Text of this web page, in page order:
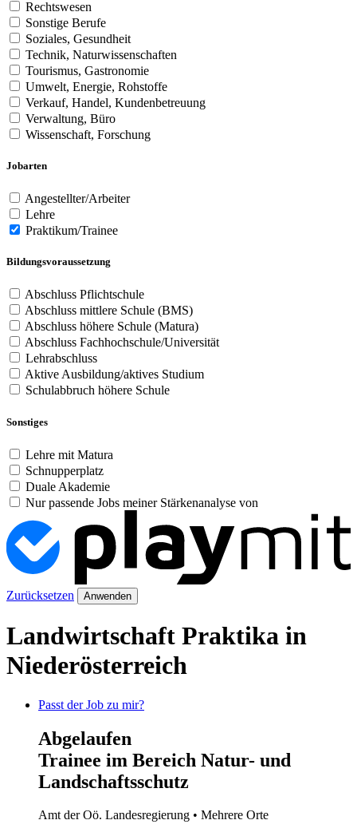
Rechtswesen
Sonstige Berufe
Soziales, Gesundheit
Technik, Naturwissenschaften
Tourismus, Gastronomie
Umwelt, Energie, Rohstoffe
Verkauf, Handel, Kundenbetreuung
Verwaltung, Büro
Wissenschaft, Forschung
Jobarten
Angestellter/Arbeiter
Lehre
Praktikum/Trainee
Bildungsvoraussetzung
Abschluss Pflichtschule
Abschluss mittlere Schule (BMS)
Abschluss höhere Schule (Matura)
Abschluss Fachhochschule/Universität
Lehrabschluss
Aktive Ausbildung/aktives Studium
Schulabbruch höhere Schule
Sonstiges
Lehre mit Matura
Schnupperplatz
Duale Akademie
Nur passende Jobs meiner Stärkenanalyse von
Zurücksetzen Anwenden
Landwirtschaft Praktika in
Niederösterreich
Passt der Job zu mir?
Abgelaufen
Trainee im Bereich Natur- und
Landschaftsschutz
Amt der Oö. Landesregierung • Mehrere Orte